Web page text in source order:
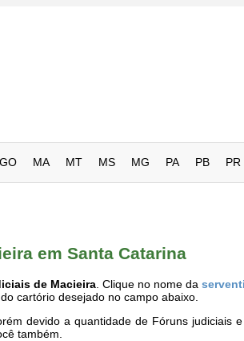
GO MA MT MS MG PA PB PR
em Santa Catarina
de Macieira . Clique no nome da
cartório desejado no campo abaixo.
devido a quantidade de Fóruns judiciais
também.